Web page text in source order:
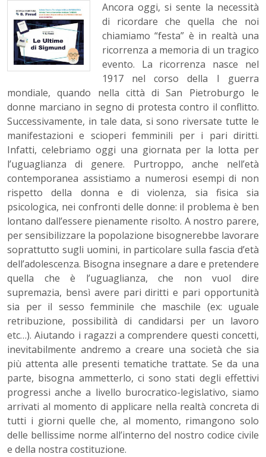
Ancora oggi, si sente la necessità
di ricordare che quella che noi
chiamiamo “festa” è in realtà una
ricorrenza a memoria di un tragico
evento. La ricorrenza nasce nel
1917 nel corso della I guerra
mondiale, quando nella città di San Pietroburgo le
donne marciano in segno di protesta contro il conflitto.
Successivamente, in tale data, si sono riversate tutte le
manifestazioni e scioperi femminili per i pari diritti.
Infatti, celebriamo oggi una giornata per la lotta per
l’uguaglianza di genere. Purtroppo, anche nell’età
contemporanea assistiamo a numerosi esempi di non
rispetto della donna e di violenza, sia fisica sia
psicologica, nei confronti delle donne: il problema è ben
lontano dall’essere pienamente risolto. A nostro parere,
per sensibilizzare la popolazione bisognerebbe lavorare
soprattutto sugli uomini, in particolare sulla fascia d’età
dell’adolescenza. Bisogna insegnare a dare e pretendere
quella che è l’uguaglianza, che non vuol dire
supremazia, bensì avere pari diritti e pari opportunità
sia per il sesso femminile che maschile (ex: uguale
retribuzione, possibilità di candidarsi per un lavoro
etc…). Aiutando i ragazzi a comprendere questi concetti,
inevitabilmente andremo a creare una società che sia
più attenta alle presenti tematiche trattate. Se da una
parte, bisogna ammetterlo, ci sono stati degli effettivi
progressi anche a livello burocratico-legislativo, siamo
arrivati al momento di applicare nella realtà concreta di
tutti i giorni quelle che, al momento, rimangono solo
delle bellissime norme all’interno del nostro codice civile
e della nostra costituzione.